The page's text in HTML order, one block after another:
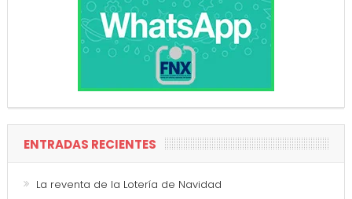
ENTRADAS RECIENTES
La reventa de la Lotería de Navidad